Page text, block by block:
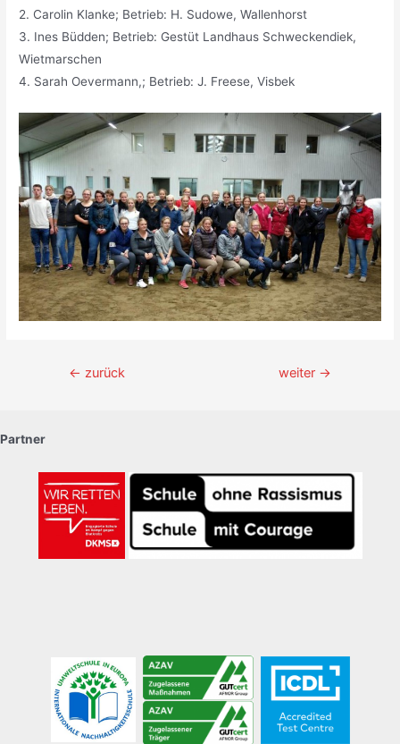
2. Carolin Klanke; Betrieb: H. Sudowe, Wallenhorst
3. Ines Büdden; Betrieb: Gestüt Landhaus Schweckendiek,
Wietmarschen
4. Sarah Oevermann,; Betrieb: J. Freese, Visbek
Beitragsnavigation
← zurück weiter →
Partner